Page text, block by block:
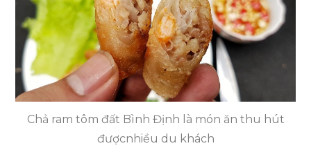
Chả ram tôm đất Bình Định là món ăn thu hút
đượcnhiều du khách